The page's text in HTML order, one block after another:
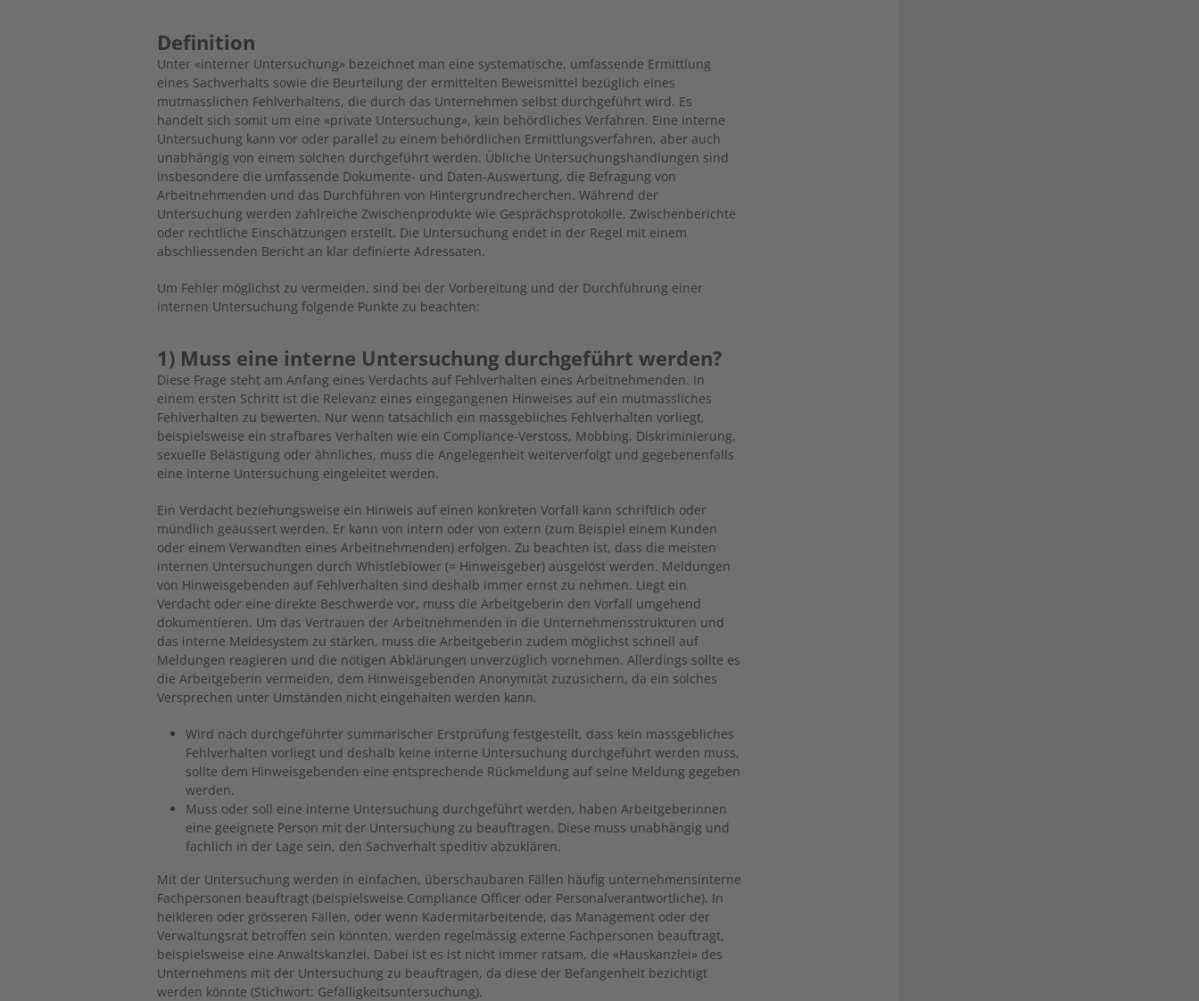
Definition
Unter «interner Untersuchung» bezeichnet man eine systematische, umfassende Ermittlung
eines Sachverhalts sowie die Beurteilung der ermittelten Beweismittel bezüglich eines
mutmasslichen Fehlverhaltens, die durch das Unternehmen selbst durchgeführt wird. Es
handelt sich somit um eine «private Untersuchung», kein behördliches Verfahren. Eine interne
Untersuchung kann vor oder parallel zu einem behördlichen Ermittlungsverfahren, aber auch
unabhängig von einem solchen durchgeführt werden. Übliche Untersuchungshandlungen sind
insbesondere die umfassende Dokumente- und Daten-Auswertung, die Befragung von
Arbeitnehmenden und das Durchführen von Hintergrundrecherchen. Während der
Untersuchung werden zahlreiche Zwischenprodukte wie Gesprächsprotokolle, Zwischenberichte
oder rechtliche Einschätzungen erstellt. Die Untersuchung endet in der Regel mit einem
abschliessenden Bericht an klar definierte Adressaten.
Um Fehler möglichst zu vermeiden, sind bei der Vorbereitung und der Durchführung einer
internen Untersuchung folgende Punkte zu beachten:
1) Muss eine interne Untersuchung durchgeführt werden?
Diese Frage steht am Anfang eines Verdachts auf Fehlverhalten eines Arbeitnehmenden. In
einem ersten Schritt ist die Relevanz eines eingegangenen Hinweises auf ein mutmassliches
Fehlverhalten zu bewerten. Nur wenn tatsächlich ein massgebliches Fehlverhalten vorliegt,
beispielsweise ein strafbares Verhalten wie ein Compliance-Verstoss, Mobbing, Diskriminierung,
sexuelle Belästigung oder ähnliches, muss die Angelegenheit weiterverfolgt und gegebenenfalls
eine interne Untersuchung eingeleitet werden.
Ein Verdacht beziehungsweise ein Hinweis auf einen konkreten Vorfall kann schriftlich oder
mündlich geäussert werden. Er kann von intern oder von extern (zum Beispiel einem Kunden
oder einem Verwandten eines Arbeitnehmenden) erfolgen. Zu beachten ist, dass die meisten
internen Untersuchungen durch Whistleblower (= Hinweisgeber) ausgelöst werden. Meldungen
von Hinweisgebenden auf Fehlverhalten sind deshalb immer ernst zu nehmen. Liegt ein
Verdacht oder eine direkte Beschwerde vor, muss die Arbeitgeberin den Vorfall umgehend
dokumentieren. Um das Vertrauen der Arbeitnehmenden in die Unternehmensstrukturen und
das interne Meldesystem zu stärken, muss die Arbeitgeberin zudem möglichst schnell auf
Meldungen reagieren und die nötigen Abklärungen unverzüglich vornehmen. Allerdings sollte es
die Arbeitgeberin vermeiden, dem Hinweisgebenden Anonymität zuzusichern, da ein solches
Versprechen unter Umständen nicht eingehalten werden kann.
Wird nach durchgeführter summarischer Erstprüfung festgestellt, dass kein massgebliches
Fehlverhalten vorliegt und deshalb keine interne Untersuchung durchgeführt werden muss,
sollte dem Hinweisgebenden eine entsprechende Rückmeldung auf seine Meldung gegeben
werden.
Muss oder soll eine interne Untersuchung durchgeführt werden, haben Arbeitgeberinnen
eine geeignete Person mit der Untersuchung zu beauftragen. Diese muss unabhängig und
fachlich in der Lage sein, den Sachverhalt speditiv abzuklären.
Mit der Untersuchung werden in einfachen, überschaubaren Fällen häufig unternehmensinterne
Fachpersonen beauftragt (beispielsweise Compliance Officer oder Personalverantwortliche). In
heikleren oder grösseren Fällen, oder wenn Kadermitarbeitende, das Management oder der
Verwaltungsrat betroffen sein könnten, werden regelmässig externe Fachpersonen beauftragt,
beispielsweise eine Anwaltskanzlei. Dabei ist es ist nicht immer ratsam, die «Hauskanzlei» des
Unternehmens mit der Untersuchung zu beauftragen, da diese der Befangenheit bezichtigt
werden könnte (Stichwort: Gefälligkeitsuntersuchung).